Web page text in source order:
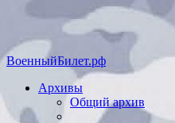
ВоенныйБилет.рф
Архивы
Общий архив